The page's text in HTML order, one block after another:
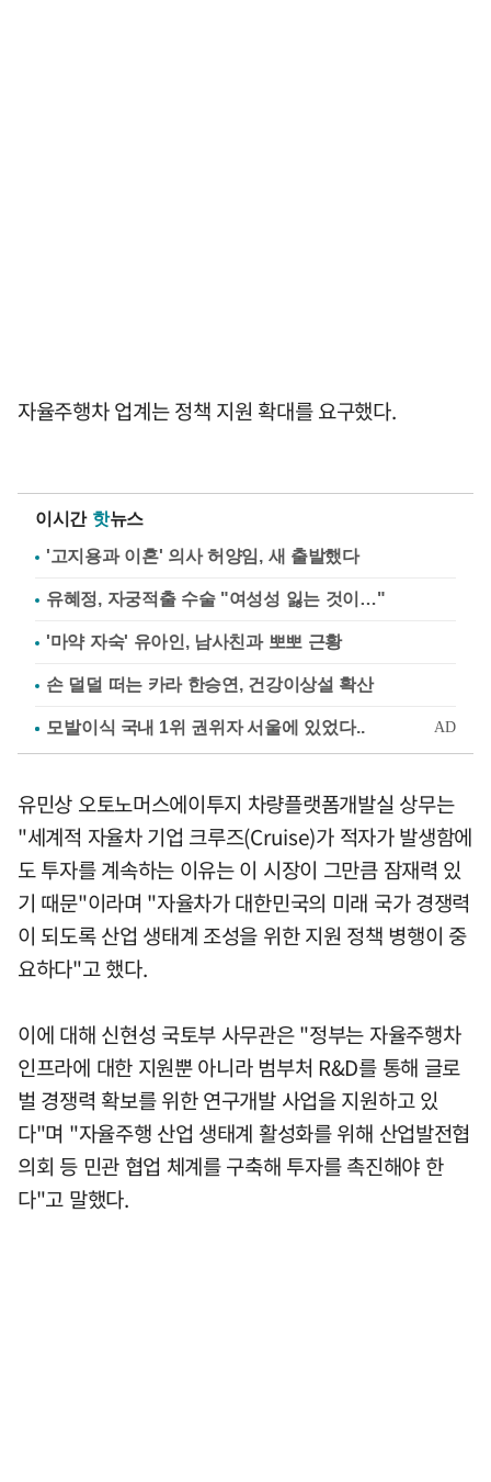
자율주행차 업계는 정책 지원 확대를 요구했다.
이시간 핫뉴스
'고지용과 이혼' 의사 허양임, 새 출발했다
유혜정, 자궁적출 수술 "여성성 잃는 것이…"
'마약 자숙' 유아인, 남사친과 뽀뽀 근황
손 덜덜 떠는 카라 한승연, 건강이상설 확산
유민상 오토노머스에이투지 차량플랫폼개발실 상무는
"세계적 자율차 기업 크루즈(Cruise)가 적자가 발생함에
도 투자를 계속하는 이유는 이 시장이 그만큼 잠재력 있
기 때문"이라며 "자율차가 대한민국의 미래 국가 경쟁력
이 되도록 산업 생태계 조성을 위한 지원 정책 병행이 중
요하다"고 했다.
이에 대해 신현성 국토부 사무관은 "정부는 자율주행차
인프라에 대한 지원뿐 아니라 범부처 R&D를 통해 글로
벌 경쟁력 확보를 위한 연구개발 사업을 지원하고 있
다"며 "자율주행 산업 생태계 활성화를 위해 산업발전협
의회 등 민관 협업 체계를 구축해 투자를 촉진해야 한
다"고 말했다.